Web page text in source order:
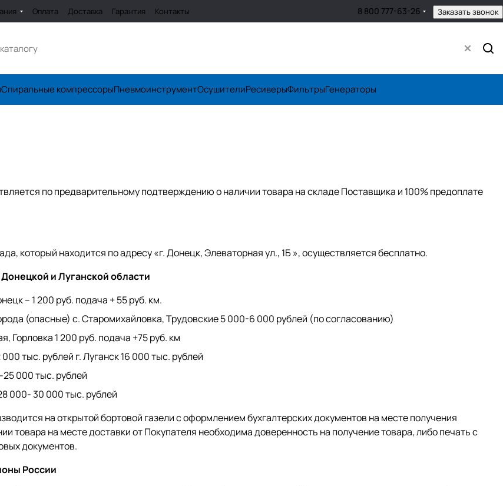
Оплата Доставка Гарантия Контакты 8 800 777-63-26 Заказать звонок
Спиральные компрессорыПневмоинструментОсушителиРесиверыФильтрыГенераторы
по предварительному подтверждению о наличии товара на складе Поставщика и 100% предоплате
который находится по адресу «г. Донецк, Элеваторная ул., 1Б », осуществляется бесплатно.
и Луганской области
– 1 200 руб. подача + 55 руб. км.
(опасные) с. Старомихайловка, Трудовские 5 000-6 000 рублей (по согласованию)
Горловка 1 200 руб. подача +75 руб. км
тыс. рублей г. Луганск 16 000 тыс. рублей
000 тыс. рублей
000- 30 000 тыс. рублей
на открытой бортовой газели с оформлением бухгалтерских документов на месте получения
товара на месте доставки от Покупателя необходима доверенность на получение товара, либо печать с
документов.
России